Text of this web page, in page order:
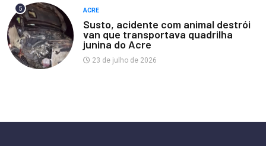
5 ACRE
Susto, acidente com animal destrói
van que transportava quadrilha
junina do Acre
23 de julho de 2026